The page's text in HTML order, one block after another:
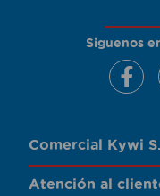
Siguenos
Comercial Kywi
Atención al